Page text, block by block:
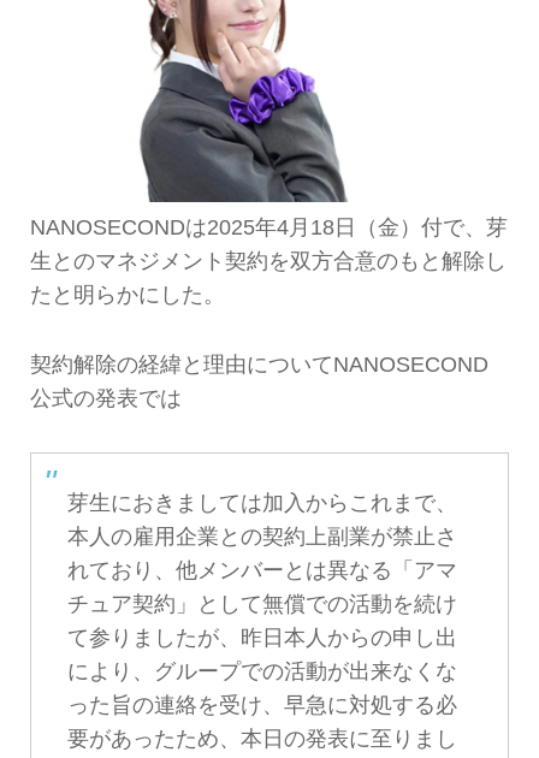
NANOSECONDは2025年4月18日（金）付で、芽
生とのマネジメント契約を双方合意のもと解除し
たと明らかにした。
契約解除の経緯と理由についてNANOSECOND
公式の発表では
芽生におきましては加入からこれまで、
本人の雇用企業との契約上副業が禁止さ
れており、他メンバーとは異なる「アマ
チュア契約」として無償での活動を続け
て参りましたが、昨日本人からの申し出
により、グループでの活動が出来なくな
った旨の連絡を受け、早急に対処する必
要があったため、本日の発表に至りまし